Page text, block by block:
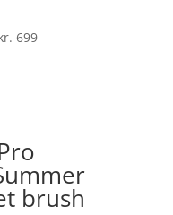
699
brush